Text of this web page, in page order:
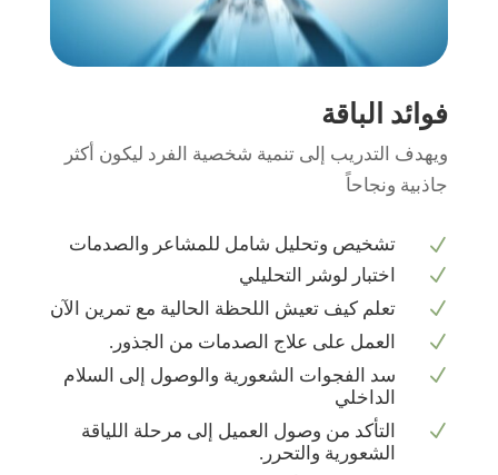
فوائد الباقة
ويهدف التدريب إلى تنمية شخصية الفرد ليكون أكثر
جاذبية ونجاحاً
N تشخيص وتحليل شامل للمشاعر والصدمات
N اختبار لوشر التحليلي
N تعلم كيف تعيش اللحظة الحالية مع تمرين الآن
N العمل على علاج الصدمات من الجذور.
N
سد الفجوات الشعورية والوصول إلى السلام
الداخلي
N
التأكد من وصول العميل إلى مرحلة اللياقة
الشعورية والتحرر.